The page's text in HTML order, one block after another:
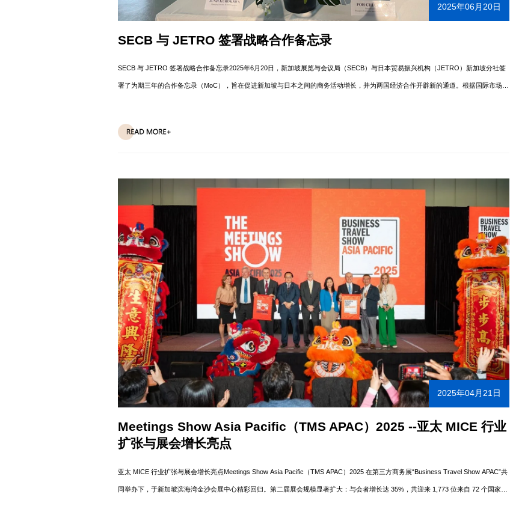
2025年06月20日
SECB 与 JETRO 签署战略合作备忘录
SECB 与 JETRO 签署战略合作备忘录2025年6月20日，新加坡展览与会议局（SECB）与日本贸易振兴机构（JETRO）新加坡分社签
署了为期三年的合作备忘录（MoC），旨在促进新加坡与日本之间的商务活动增长，并为两国经济合作开辟新的通道。根据国际市场研
2025年04月21日
​Meetings Show Asia Pacific（TMS APAC）2025 --亚太 MICE 行业
扩张与展会增长亮点
亚太 MICE 行业扩张与展会增长亮点Meetings Show Asia Pacific（TMS APAC）2025 在第三方商务展“Business Travel Show APAC”共
同举办下，于新加坡滨海湾金沙会展中心精彩回归。第二届展会规模显著扩大：与会者增长达 35%，共迎来 1,773 位来自 72 个国家的